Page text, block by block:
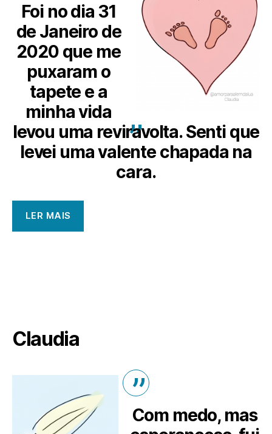
Foi no dia 31
de Janeiro de
2020 que me
puxaram o
tapete e a
minha vida
levou uma reviravolta. Senti que
levei uma valente chapada na
cara.
LER MAIS
Claudia
Com medo, mas